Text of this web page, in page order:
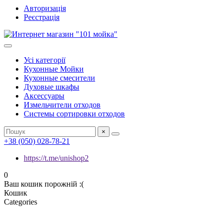
Авторизація
Реєстрація
Усі категорії
Кухонные Мойки
Кухонные cмесители
Духовые шкафы
Аксессуары
Измельчители отходов
Системы сортировки отходов
×
+38 (050) 028-78-21
https://t.me/unishop2
0
Ваш кошик порожній :(
Кошик
Categories